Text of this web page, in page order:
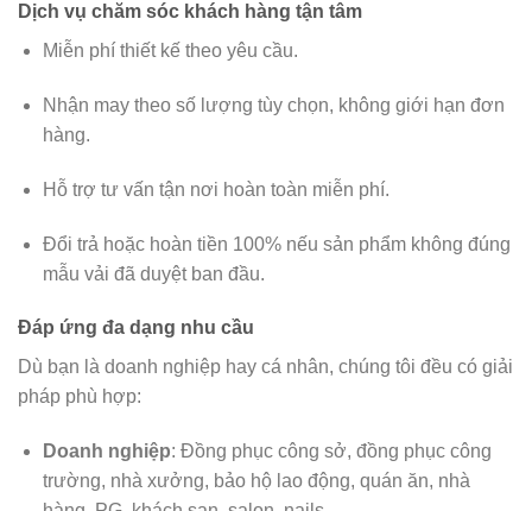
Dịch vụ chăm sóc khách hàng tận tâm
Miễn phí thiết kế theo yêu cầu.
Nhận may theo số lượng tùy chọn, không giới hạn đơn
hàng.
Hỗ trợ tư vấn tận nơi hoàn toàn miễn phí.
Đổi trả hoặc hoàn tiền 100% nếu sản phẩm không đúng
mẫu vải đã duyệt ban đầu.
Đáp ứng đa dạng nhu cầu
Dù bạn là doanh nghiệp hay cá nhân, chúng tôi đều có giải
pháp phù hợp:
Doanh nghiệp: Đồng phục công sở, đồng phục công
trường, nhà xưởng, bảo hộ lao động, quán ăn, nhà